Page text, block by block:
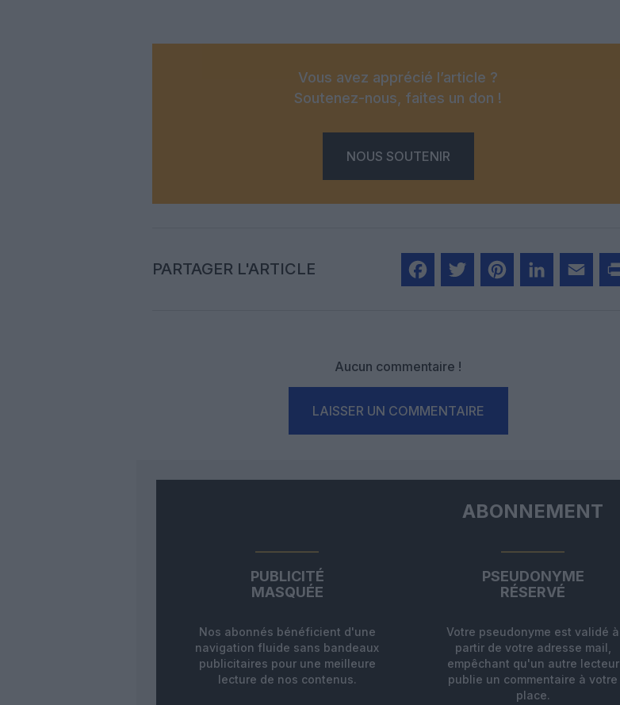
Vous avez apprécié l’article ?
Soutenez-nous, faites un don !
NOUS SOUTENIR
PARTAGER L'ARTICLE
Aucun commentaire !
LAISSER UN COMMENTAIRE
ABONNEMENT
PUBLICITÉ
MASQUÉE
Nos abonnés bénéficient d'une
navigation fluide sans bandeaux
publicitaires pour une meilleure
lecture de nos contenus.
PSEUDONYME
RÉSERVÉ
Votre pseudonyme est validé à
partir de votre adresse mail,
empêchant qu'un autre lecteur
publie un commentaire à votre
place.